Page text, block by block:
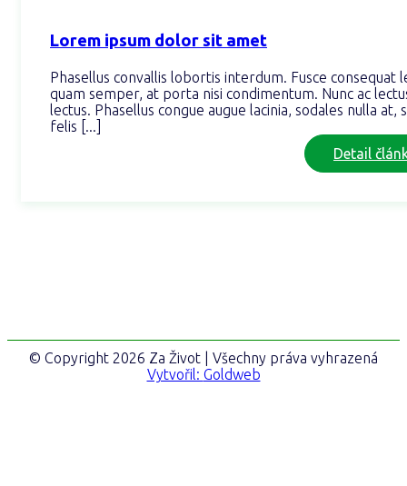
Lorem ipsum dolor sit amet
Phasellus convallis lobortis interdum. Fusce consequat
quam semper, at porta nisi condimentum. Nunc ac
lectus. Phasellus congue augue lacinia, sodales nulla at,
felis [...]
Detail
© Copyright 2026 Za Život | Všechny práva vyhrazená
Vytvořil: Goldweb